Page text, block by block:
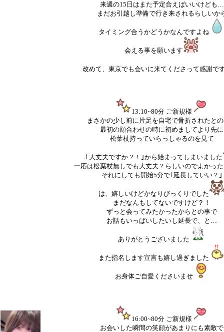
来週の15日はまた予定合えばいいけども…
まだお引越し準備で行き来されるらしいか
タイミング合うかどうかなんですよね
会える事を願います
改めて、東京でも会いに来てくださって感謝で
13:10~80分 ご新規様
まさかの少し前に片足を自宅で骨折されたと
最初の顔合わせの時に初めましてより先に
松葉杖持っていらっしゃるのを見て
｢大丈夫ですか？！｣から始まってしまいました
一応は松葉杖無しでも大丈夫？らしいのでよかっ
それにしても開始5分で｢延長していい？｣
は、嬉しいけどかなりびっくりでした
まだなんもしてないですけど？！
ずっと会ってみたかったからとの事で
お話もいっぱいしたいし延長で、と…
ありがとうございました
また指名します宣言も嬉し過ぎました
お身体ご自愛くださいませ
16:00~80分 ご新規様
お会いした瞬間の笑顔があまりにも素敵で